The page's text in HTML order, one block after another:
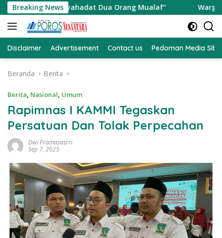
Langsung
ke
konten
Breaking News
Ikrar Syahadat Dua Orang Mualaf” Warga Perum
Disclaimer Advertisement Contact us Pedoman Media
Beranda Berita
Berita, Nasional, Umum
Rapimnas I KAMMI Tegaskan
Persatuan Dan Tolak Perpecahan
Dwi Pramasasrri
Sep 7, 2025